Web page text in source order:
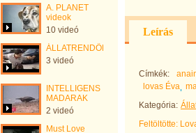
A. PLANET
videok
10 videó
ÁLLATRENDŐRSÉG
3 videó
INTELLIGENS
MADARAK
2 videó
Must Love
Leírás
Címkék:
lovas Éva
Kategória:
Feltöltötte: